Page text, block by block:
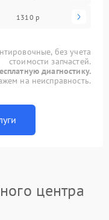
1310 р
без учета
стоимости запчастей.
диагностику.
на неисправность.
центра